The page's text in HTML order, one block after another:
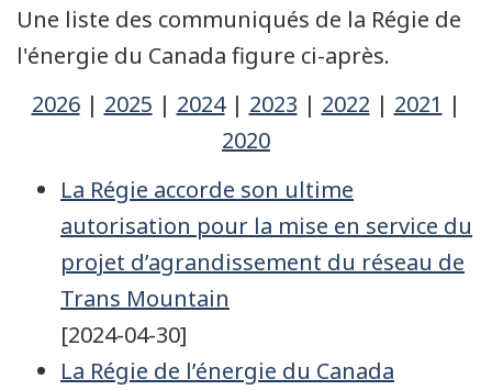
Une liste des communiqués de la Régie de
l'énergie du Canada figure ci-après.
2026| 2025 | 2024| 2023 | 2022 | 2021 |
2020
La Régie accorde son ultime
autorisation pour la mise en service du
projet d’agrandissement du réseau de
Trans Mountain
[2024-04-30]
La Régie de l’énergie du Canada